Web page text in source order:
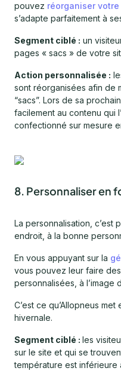
pouvez réorganiser
s’adapte parfaitement à
Segment ciblé : un
pages « sacs » de votre
Action personnalisée :
sont réorganisées afin de
“sacs”. Lors de sa
facilement au contenu qui
confectionné sur mesure
8. Personnaliser en
La personnalisation, c’est
endroit, à la bonne
En vous appuyant sur la
vous pouvez leur faire
personnalisées, à l’image
C’est ce qu’Allopneus
hivernale.
Segment ciblé : les
sur le site et qui se
température est inférieure